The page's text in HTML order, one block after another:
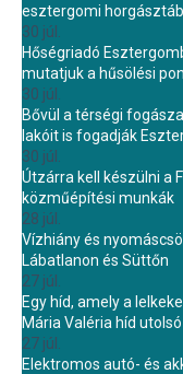
esztergomi
30 júl.
Hőségriadó
mutatjuk a hűsölési
30 júl.
Bővül a térségi
lakóit is fogadják
30 júl.
Útzárra kell készülni a
közműépítési munkák
28 júl.
Vízhiány és
Lábatlanon és Süttőn
27 júl.
Egy híd, amely a
Mária Valéria híd
27 júl.
Elektromos autó- és